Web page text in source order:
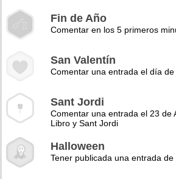
Fin de Año
Comentar en los 5 primeros
San Valentín
Comentar una entrada el día de
Sant Jordi
Comentar una entrada el 23 de
Libro y Sant Jordi
Halloween
Tener publicada una entrada de